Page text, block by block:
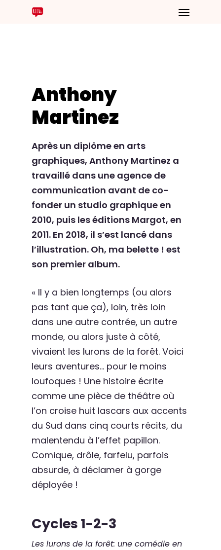
Anthony
Martinez
Après un diplôme en arts
graphiques, Anthony Martinez a
travaillé dans une agence de
communication avant de co-
fonder un studio graphique en
2010, puis les éditions Margot, en
2011. En 2018, il s’est lancé dans
l’illustration. Oh, ma belette ! est
son premier album.
« Il y a bien longtemps (ou alors
pas tant que ça), loin, très loin
dans une autre contrée, un autre
monde, ou alors juste à côté,
vivaient les lurons de la forêt. Voici
leurs aventures… pour le moins
loufoques ! Une histoire écrite
comme une pièce de théâtre où
l’on croise huit lascars aux accents
du Sud dans cinq courts récits, du
malentendu à l’effet papillon.
Comique, drôle, farfelu, parfois
absurde, à déclamer à gorge
déployée !
Cycles 1-2-3
Les lurons de la forêt: une comédie en